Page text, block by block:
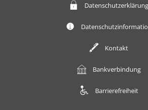
Datenschutzerklärung
Kontakt
Bankverbindung
Barrierefreiheit